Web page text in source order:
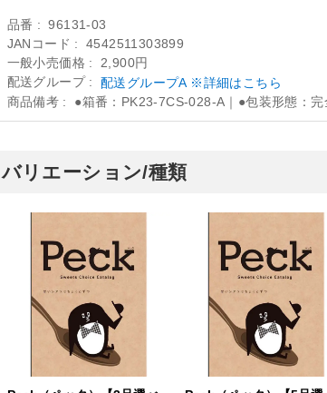
品番
96131-03
JANコード
4542511303899
一般小売価格
2,900円
配送グループ
配送グループA ※詳細はこちら
商品備考 ●箱番：PK23-7CS-028-A｜●包装形態：
バリエーション/種類